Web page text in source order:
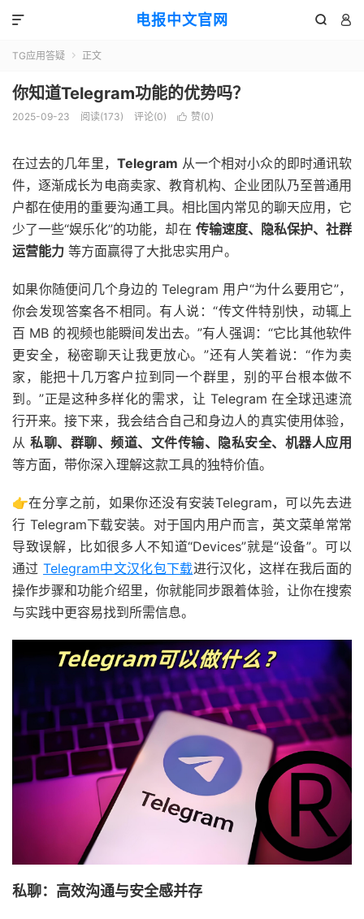
电报中文官网  

TG应用答疑  正文
你知道Telegram功能的优势吗？
2025-09-23 阅读(173) 评论(0)  赞(0)
在过去的几年里， Telegram 从一个相对小众的即时通讯软
件，逐渐成长为电商卖家、教育机构、企业团队乃至普通用
户都在使用的重要沟通工具。相比国内常见的聊天应用，它
少了一些“娱乐化”的功能，却在 传输速度、隐私保护、社群
运营能力 等方面赢得了大批忠实用户。
如果你随便问几个身边的 Telegram 用户“为什么要用它”，
你会发现答案各不相同。有人说：“传文件特别快，动辄上
百 MB 的视频也能瞬间发出去。”有人强调：“它比其他软件
更安全，秘密聊天让我更放心。”还有人笑着说：“作为卖
家，能把十几万客户拉到同一个群里，别的平台根本做不
到。”正是这种多样化的需求，让 Telegram 在全球迅速流
行开来。接下来，我会结合自己和身边人的真实使用体验，
从私聊、群聊、频道、文件传输、隐私安全、机器人应用
等方面，带你深入理解这款工具的独特价值。
👉在分享之前，如果你还没有安装Telegram，可以先去进
行 Telegram下载安装。对于国内用户而言，英文菜单常常
导致误解，比如很多人不知道“Devices”就是“设备”。可以
通过 Telegram中文汉化包下载进行汉化，这样在我后面的
操作步骤和功能介绍里，你就能同步跟着体验，让你在搜索
与实践中更容易找到所需信息。
私聊：高效沟通与安全感并存